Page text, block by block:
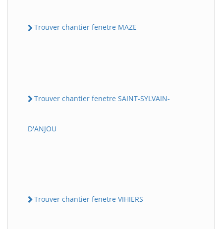
Trouver chantier fenetre MAZE
Trouver chantier fenetre SAINT-SYLVAIN-
D'ANJOU
Trouver chantier fenetre VIHIERS